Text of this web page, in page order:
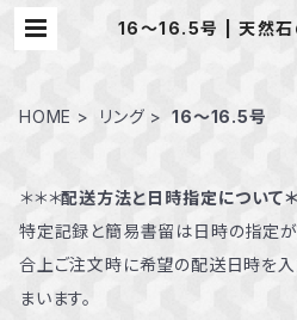
16～16.5号 | 天然石
HOME リング 16～16.5号
＊＊＊配送方法と日時指定について＊
特定記録と簡易書留は日時の指定が
合上ご注文時に希望の配送日時を
まいます。